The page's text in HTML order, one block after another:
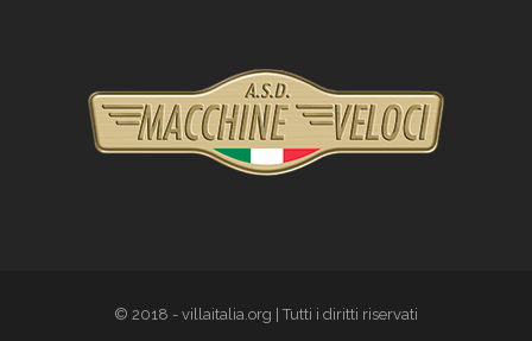
© 2018 - villaitalia.org | Tutti i diritti riservati